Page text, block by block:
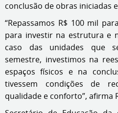
conclusão de obras iniciadas
“Repassamos R$ 100 mil
para investir na estrutura e
caso das unidades que
semestre, investimos na
espaços físicos e na
tivessem condições de
qualidade e conforto”, afirma